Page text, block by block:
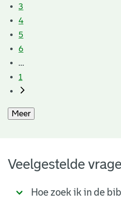
3
4
5
6
...
1
Meer
Veelgestelde
Hoe zoek ik in de